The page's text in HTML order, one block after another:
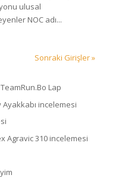
ulusal
NOC adı...
Sonraki Girişler »
Lap
Ayakkabı incelemesi
Agravic 310 incelemesi